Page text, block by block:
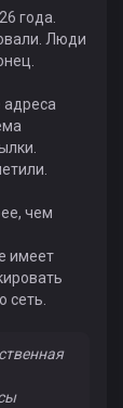
года.
Люди
адреса
чем
имеет
сеть.